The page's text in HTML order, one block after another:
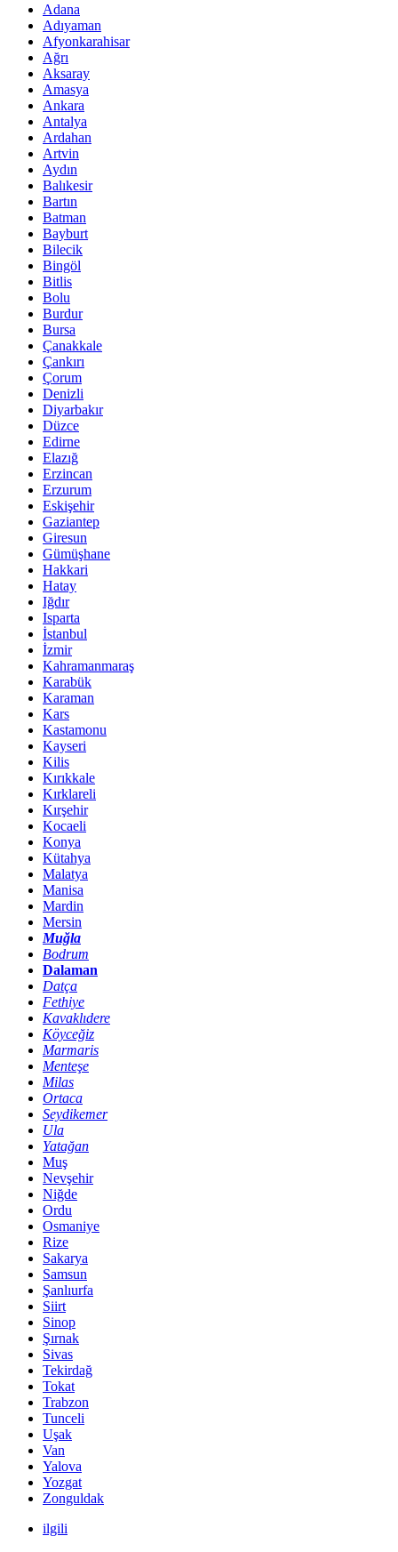
Adana
Adıyaman
Afyonkarahisar
Ağrı
Aksaray
Amasya
Ankara
Antalya
Ardahan
Artvin
Aydın
Balıkesir
Bartın
Batman
Bayburt
Bilecik
Bingöl
Bitlis
Bolu
Burdur
Bursa
Çanakkale
Çankırı
Çorum
Denizli
Diyarbakır
Düzce
Edirne
Elazığ
Erzincan
Erzurum
Eskişehir
Gaziantep
Giresun
Gümüşhane
Hakkari
Hatay
Iğdır
Isparta
İstanbul
İzmir
Kahramanmaraş
Karabük
Karaman
Kars
Kastamonu
Kayseri
Kilis
Kırıkkale
Kırklareli
Kırşehir
Kocaeli
Konya
Kütahya
Malatya
Manisa
Mardin
Mersin
Muğla
Bodrum
Dalaman
Datça
Fethiye
Kavaklıdere
Köyceğiz
Marmaris
Menteşe
Milas
Ortaca
Seydikemer
Ula
Yatağan
Muş
Nevşehir
Niğde
Ordu
Osmaniye
Rize
Sakarya
Samsun
Şanlıurfa
Siirt
Sinop
Şırnak
Sivas
Tekirdağ
Tokat
Trabzon
Tunceli
Uşak
Van
Yalova
Yozgat
Zonguldak
ilgili